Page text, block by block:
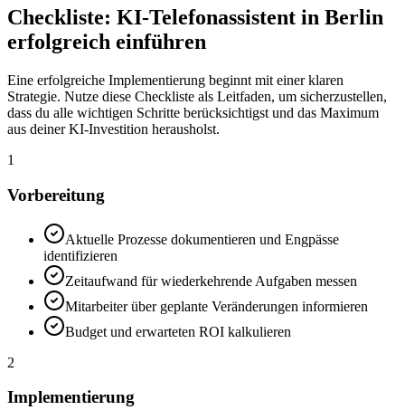
Checkliste: KI-Telefonassistent in Berlin
erfolgreich einführen
Eine erfolgreiche Implementierung beginnt mit einer klaren
Strategie. Nutze diese Checkliste als Leitfaden, um sicherzustellen,
dass du alle wichtigen Schritte berücksichtigst und das Maximum
aus deiner KI-Investition herausholst.
1
Vorbereitung
Aktuelle Prozesse dokumentieren und Engpässe
identifizieren
Zeitaufwand für wiederkehrende Aufgaben messen
Mitarbeiter über geplante Veränderungen informieren
Budget und erwarteten ROI kalkulieren
2
Implementierung